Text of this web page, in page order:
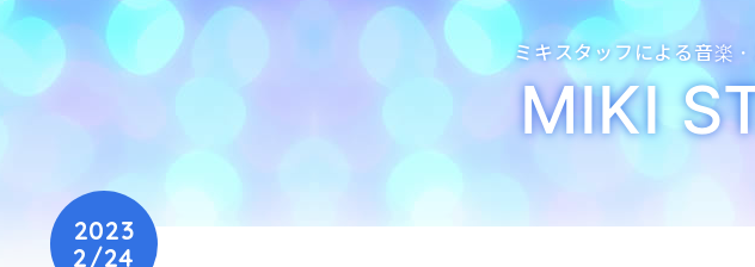
ミキスタッフによる音楽・
MIKI
2023
2/24